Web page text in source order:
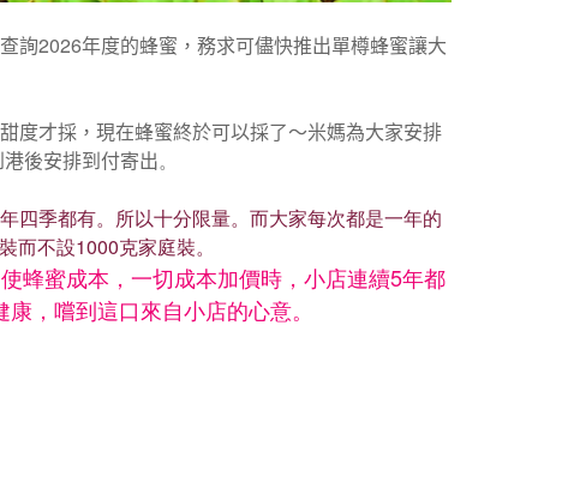
詢2026年度的蜂蜜，務求可儘快推出單樽蜂蜜讓大
度才採，現在蜂蜜終於可以採了～米媽為大家安排
後安排到付寄出。
四季都有。所以十分限量。而大家每次都是一年的
不設1000克家庭裝。
蜂蜜成本，一切成本加價時，小店連續5年都
，嚐到這口來自小店的心意。